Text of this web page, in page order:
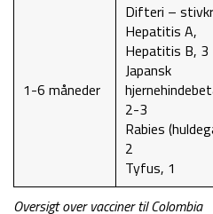
1-6 måneder
Difteri –
Hepatitis A,
Hepatitis B, 3
Japansk
2-3
Rabies
2
Tyfus, 1
Oversigt over vacciner til Colombia